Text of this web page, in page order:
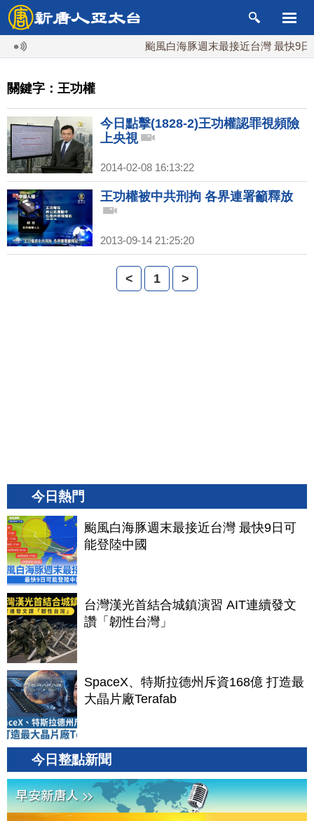
颱風白海豚週末最接近台灣 最快9日
關鍵字：王功權
今日點擊(1828-2)王功權認罪視頻險
上央視
2014-02-08 16:13:22
王功權被中共刑拘 各界連署籲釋放
2013-09-14 21:25:20
< 1 >
今日熱門
颱風白海豚週末最接近台灣 最快9日可
能登陸中國
台灣漢光首結合城鎮演習 AIT連續發文
讚「韌性台灣」
SpaceX、特斯拉德州斥資168億 打造最
大晶片廠Terafab
今日整點新聞